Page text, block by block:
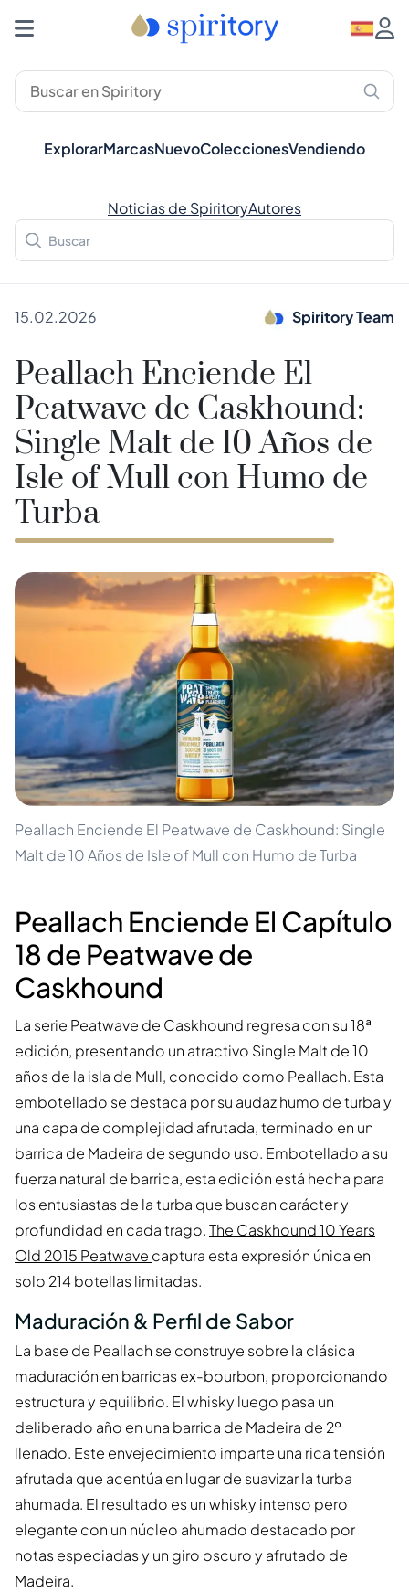
ExplorarMarcasNuevoColeccionesVendiendo
Noticias de SpiritoryAutores
15.02.2026 Spiritory Team
Peallach Enciende El
Peatwave de Caskhound:
Single Malt de 10 Años de
Isle of Mull con Humo de
Turba
Peallach Enciende El Peatwave de Caskhound: Single
Malt de 10 Años de Isle of Mull con Humo de Turba
Peallach Enciende El Capítulo
18 de Peatwave de
Caskhound
La serie Peatwave de Caskhound regresa con su 18ª
edición, presentando un atractivo Single Malt de 10
años de la isla de Mull, conocido como Peallach. Esta
embotellado se destaca por su audaz humo de turba y
una capa de complejidad afrutada, terminado en un
barrica de Madeira de segundo uso. Embotellado a su
fuerza natural de barrica, esta edición está hecha para
los entusiastas de la turba que buscan carácter y
profundidad en cada trago.The Caskhound 10 Years
Old 2015 Peatwave captura esta expresión única en
solo 214 botellas limitadas.
Maduración & Perfil de Sabor
La base de Peallach se construye sobre la clásica
maduración en barricas ex-bourbon, proporcionando
estructura y equilibrio. El whisky luego pasa un
deliberado año en una barrica de Madeira de 2º
llenado. Este envejecimiento imparte una rica tensión
afrutada que acentúa en lugar de suavizar la turba
ahumada. El resultado es un whisky intenso pero
elegante con un núcleo ahumado destacado por
notas especiadas y un giro oscuro y afrutado de
Madeira.